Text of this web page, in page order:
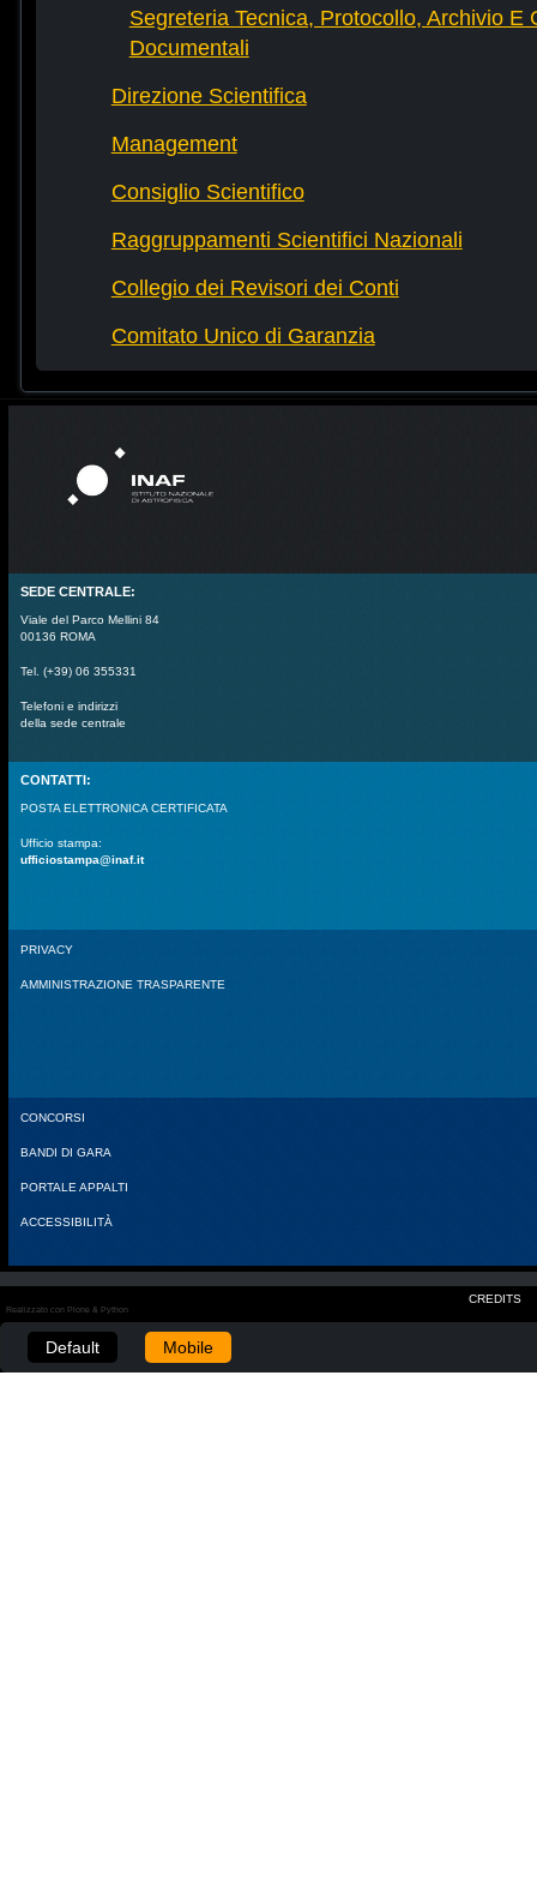
Segreteria Tecnica, Protocollo, Archivio E
Documentali
Direzione Scientifica
Management
Consiglio Scientifico
Raggruppamenti Scientifici Nazionali
Collegio dei Revisori dei Conti
Comitato Unico di Garanzia
SEDE CENTRALE:
Viale del Parco Mellini 84
00136 ROMA
Tel. (+39) 06 355331
Telefoni e indirizzi
della sede centrale
CONTATTI:
POSTA ELETTRONICA CERTIFICATA
Ufficio stampa:
ufficiostampa@inaf.it
PRIVACY
AMMINISTRAZIONE TRASPARENTE
CONCORSI
BANDI DI GARA
PORTALE APPALTI
ACCESSIBILITÀ
CREDITS
Realizzato con Plone & Python
Default Mobile